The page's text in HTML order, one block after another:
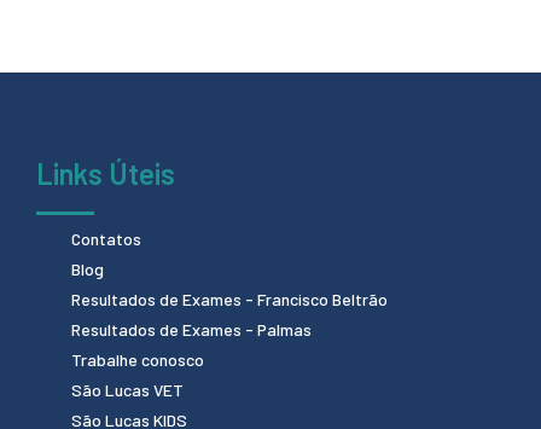
Links Úteis
Contatos
Blog
Resultados de Exames - Francisco Beltrão
Resultados de Exames - Palmas
Trabalhe conosco
São Lucas VET
São Lucas KIDS